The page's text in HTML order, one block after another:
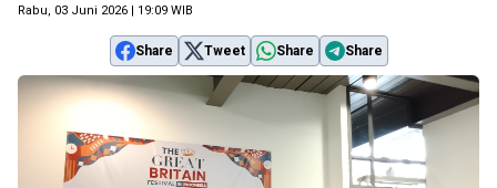
Rabu, 03 Juni 2026 | 19:09 WIB
Share Tweet Share Share